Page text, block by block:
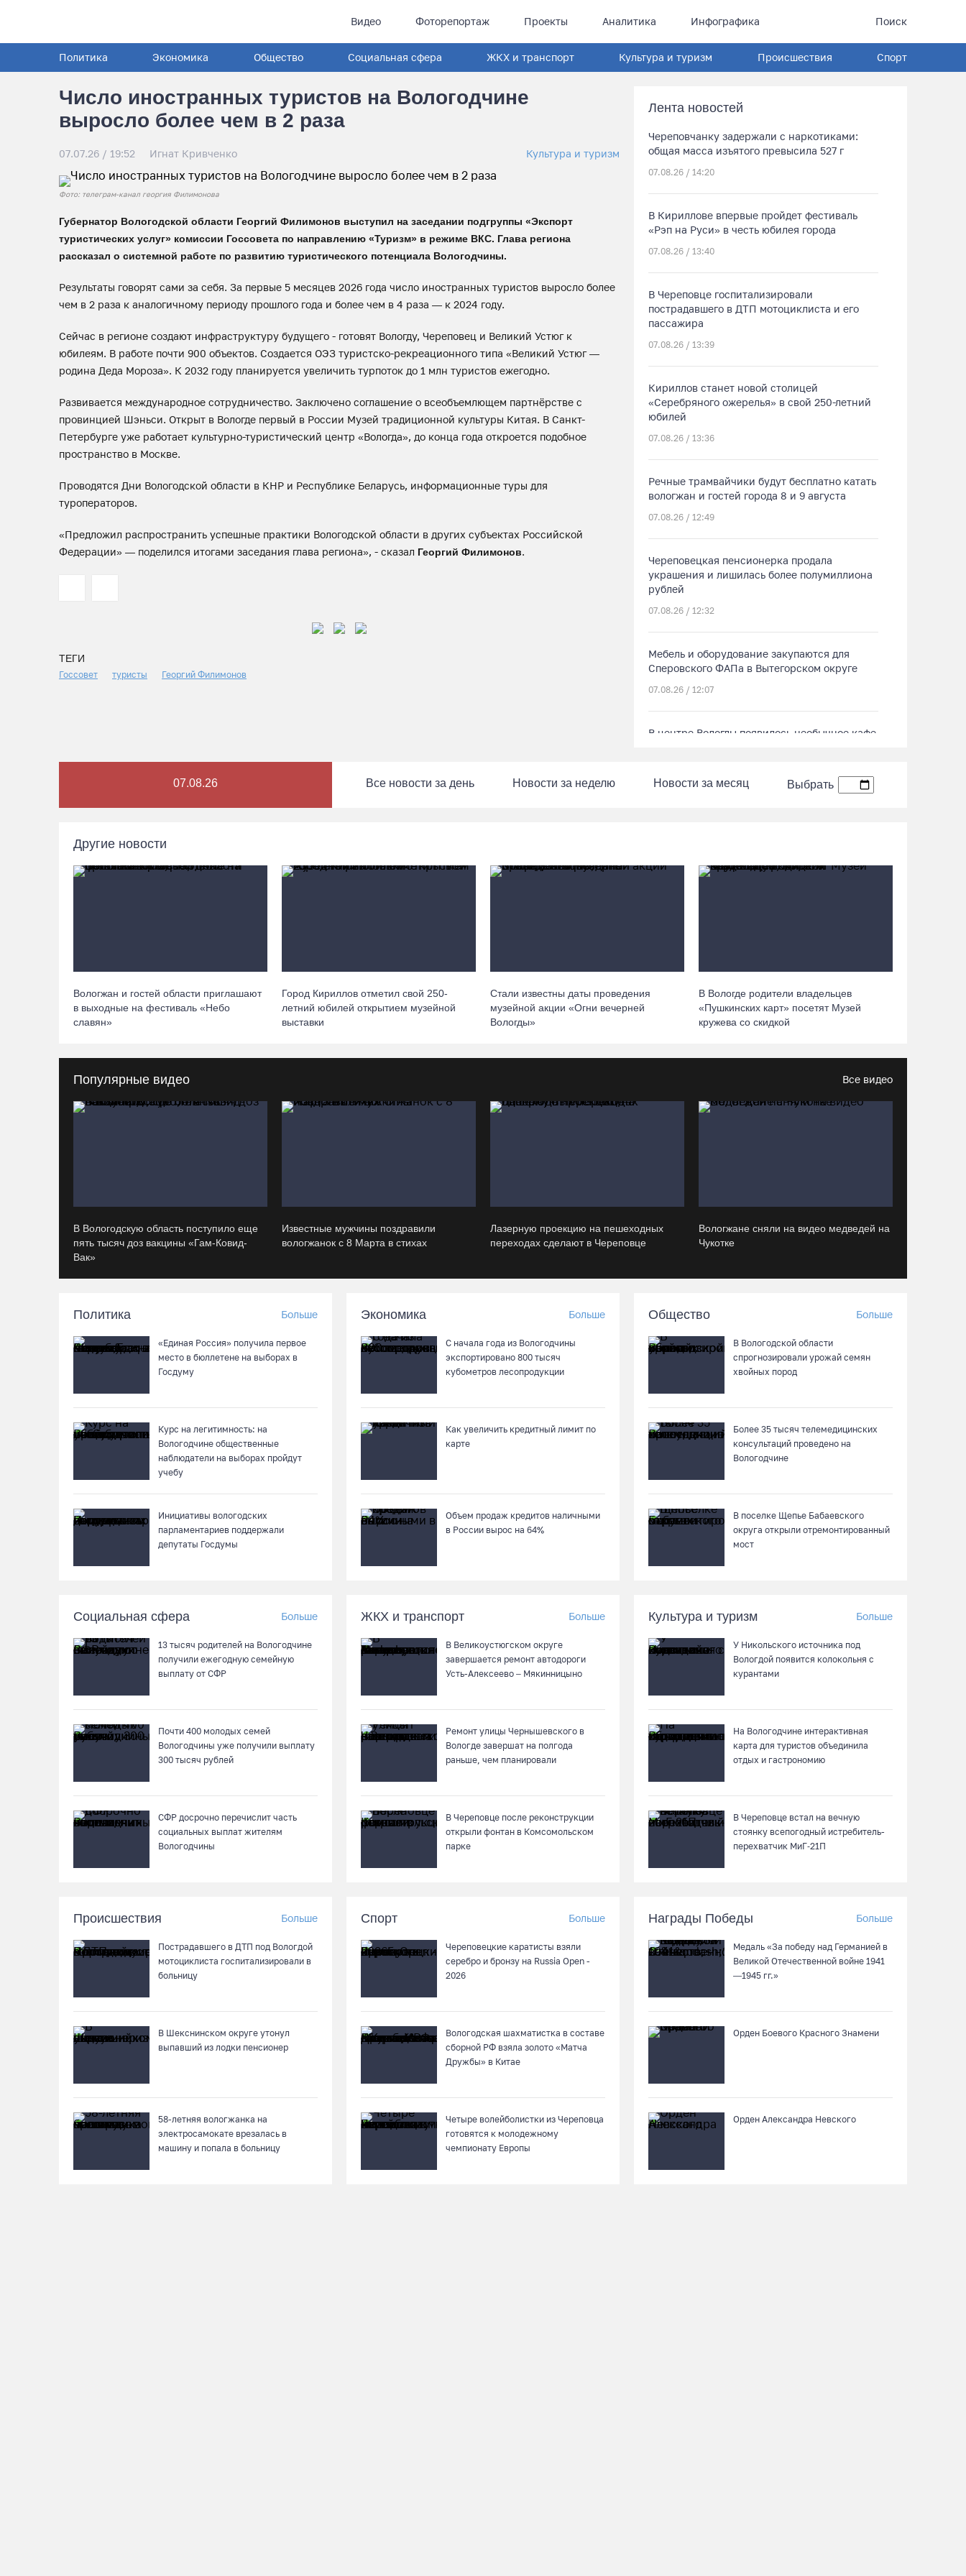
Видео Фоторепортаж Проекты Аналитика Инфографика Поиск
Политика Экономика Общество Социальная сфера ЖКХ и транспорт Культура и туризм Происшествия Спорт
Число иностранных туристов на Вологодчине
выросло более чем в 2 раза
07.07.26 / 19:52 Игнат Кривченко Культура и туризм
Фото: телеграм-канал георгия Филимонова
Губернатор Вологодской области Георгий Филимонов выступил на заседании подгруппы «Экспорт
туристических услуг» комиссии Госсовета по направлению «Туризм» в режиме ВКС. Глава региона
рассказал о системной работе по развитию туристического потенциала Вологодчины.
Результаты говорят сами за себя. За первые 5 месяцев 2026 года число иностранных туристов выросло более
чем в 2 раза к аналогичному периоду прошлого года и более чем в 4 раза — к 2024 году.
Сейчас в регионе создают инфраструктуру будущего - готовят Вологду, Череповец и Великий Устюг к
юбилеям. В работе почти 900 объектов. Создается ОЭЗ туристско-рекреационного типа «Великий Устюг —
родина Деда Мороза». К 2032 году планируется увеличить турпоток до 1 млн туристов ежегодно.
Развивается международное сотрудничество. Заключено соглашение о всеобъемлющем партнёрстве с
провинцией Шэньси. Открыт в Вологде первый в России Музей традиционной культуры Китая. В Санкт-
Петербурге уже работает культурно-туристический центр «Вологда», до конца года откроется подобное
пространство в Москве.
Проводятся Дни Вологодской области в КНР и Республике Беларусь, информационные туры для
туроператоров.
«Предложил распространить успешные практики Вологодской области в других субъектах Российской
Федерации» — поделился итогами заседания глава региона», - сказал Георгий Филимонов.
ТЕГИ
Госсовет туристы Георгий Филимонов
Лента новостей
Череповчанку задержали с наркотиками:
общая масса изъятого превысила 527 г
07.08.26 / 14:20
В Кириллове впервые пройдет фестиваль
«Рэп на Руси» в честь юбилея города
07.08.26 / 13:40
В Череповце госпитализировали
пострадавшего в ДТП мотоциклиста и его
пассажира
07.08.26 / 13:39
Кириллов станет новой столицей
«Серебряного ожерелья» в свой 250-летний
юбилей
07.08.26 / 13:36
Речные трамвайчики будут бесплатно катать
вологжан и гостей города 8 и 9 августа
07.08.26 / 12:49
Череповецкая пенсионерка продала
украшения и лишилась более полумиллиона
рублей
07.08.26 / 12:32
Мебель и оборудование закупаются для
Сперовского ФАПа в Вытегорском округе
07.08.26 / 12:07
В центре Вологды появилось необычное кафе
В 2026 году аппараты МРТ появятся в двух
07.08.26 / 11:18
07.08.26 / 10:56
города фестивалем кузнечного мастерства
защищать себя от киберугроз
07.08.26 / 09:55
Неизвестный мужчина погиб в подожженном
в Вологодской области магазине
На Вологодчине подвели итоги XII областной
07.08.26 / 09:23
Манты, речные прогулки и концерты
Тотьмы
игроком из российской Премьер-лиги
Поражение от «Фанкома» отбросило ФК
«Череповец» на предпоследнее место
«Кольца»
стали героями снимков фотографа с горы
Афон
готовятся к работе на выборах
«Дом СВО» в Череповце за полгода работы
06.08.26 / 18:44
В Бабаево уже более двух недель не могут
06.08.26 / 17:45
07.08.26 Все новости за день Новости за неделю Новости за месяц Выбрать
Другие новости
Вологжан и гостей области приглашают
в выходные на фестиваль «Небо
славян»
Город Кириллов отметил свой 250-
летний юбилей открытием музейной
выставки
Стали известны даты проведения
музейной акции «Огни вечерней
Вологды»
В Вологде родители владельцев
«Пушкинских карт» посетят Музей
кружева со скидкой
Популярные видео Все видео
В Вологодскую область поступило еще
пять тысяч доз вакцины «Гам-Ковид-
Вак»
Известные мужчины поздравили
вологжанок с 8 Марта в стихах
Лазерную проекцию на пешеходных
переходах сделают в Череповце
Вологжане сняли на видео медведей на
Чукотке
Политика Больше
«Единая Россия» получила первое
место в бюллетене на выборах в
Госдуму
Курс на легитимность: на
Вологодчине общественные
наблюдатели на выборах пройдут
учебу
Инициативы вологодских
парламентариев поддержали
депутаты Госдумы
Экономика Больше
С начала года из Вологодчины
экспортировано 800 тысяч
кубометров лесопродукции
Как увеличить кредитный лимит по
карте
Объем продаж кредитов наличными
в России вырос на 64%
Общество Больше
В Вологодской области
спрогнозировали урожай семян
хвойных пород
Более 35 тысяч телемедицинских
консультаций проведено на
Вологодчине
В поселке Щепье Бабаевского
округа открыли отремонтированный
мост
Социальная сфера Больше
13 тысяч родителей на Вологодчине
получили ежегодную семейную
выплату от СФР
Почти 400 молодых семей
Вологодчины уже получили выплату
300 тысяч рублей
СФР досрочно перечислит часть
социальных выплат жителям
Вологодчины
ЖКХ и транспорт Больше
В Великоустюгском округе
завершается ремонт автодороги
Усть-Алексеево – Мякинницыно
Ремонт улицы Чернышевского в
Вологде завершат на полгода
раньше, чем планировали
В Череповце после реконструкции
открыли фонтан в Комсомольском
парке
Культура и туризм Больше
У Никольского источника под
Вологдой появится колокольня с
курантами
На Вологодчине интерактивная
карта для туристов объединила
отдых и гастрономию
В Череповце встал на вечную
стоянку всепогодный истребитель-
перехватчик МиГ‑21П
Происшествия Больше
Пострадавшего в ДТП под Вологдой
мотоциклиста госпитализировали в
больницу
В Шекснинском округе утонул
выпавший из лодки пенсионер
58-летняя вологжанка на
электросамокате врезалась в
машину и попала в больницу
Спорт Больше
Череповецкие каратисты взяли
серебро и бронзу на Russia Open -
2026
Вологодская шахматистка в составе
сборной РФ взяла золото «Матча
Дружбы» в Китае
Четыре волейболистки из Череповца
готовятся к молодежному
чемпионату Европы
Награды Победы Больше
Медаль «За победу над Германией в
Великой Отечественной войне 1941
—1945 гг.»
Орден Боевого Красного Знамени
Орден Александра Невского